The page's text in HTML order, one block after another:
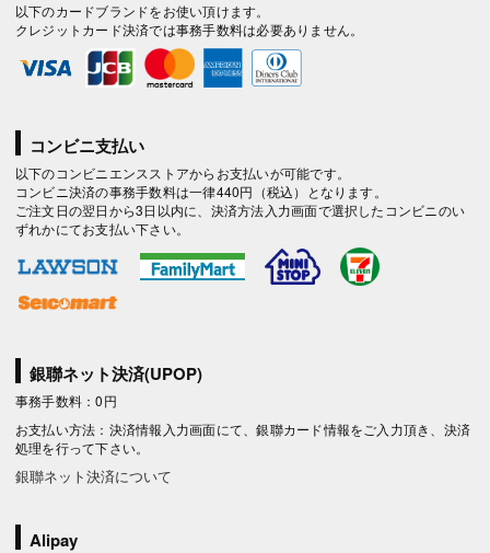
以下のカードブランドをお使い頂けます。
クレジットカード決済では事務手数料は必要ありません。
コンビニ支払い
以下のコンビニエンスストアからお支払いが可能です。
コンビニ決済の事務手数料は一律440円（税込）となります。
ご注文日の翌日から3日以内に、決済方法入力画面で選択したコンビニのい
ずれかにてお支払い下さい。
銀聯ネット決済(UPOP)
事務手数料：0円
お支払い方法：決済情報入力画面にて、銀聯カード情報をご入力頂き、決済
処理を行って下さい。
銀聯ネット決済について
Alipay